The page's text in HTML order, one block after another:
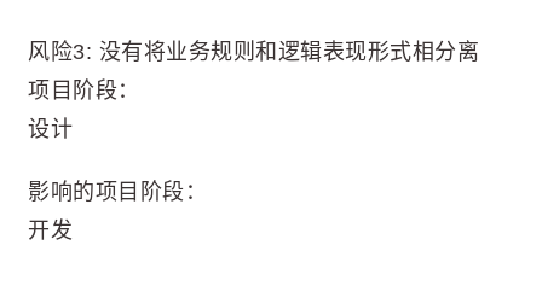
风险3: 没有将业务规则和逻辑表现形式相分离
项目阶段：
设计
影响的项目阶段：
开发